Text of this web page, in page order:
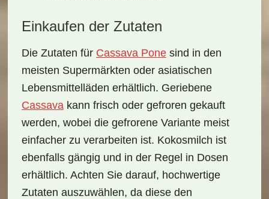
Einkaufen der Zutaten
Die Zutaten für Cassava Ponesind in den
meisten Supermärkten oder asiatischen
Lebensmittelläden erhältlich. Geriebene
Cassavakann frisch oder gefroren gekauft
werden, wobei die gefrorene Variante meist
einfacher zu verarbeiten ist. Kokosmilch ist
ebenfalls gängig und in der Regel in Dosen
erhältlich. Achten Sie darauf, hochwertige
Zutaten auszuwählen, da diese den